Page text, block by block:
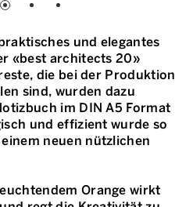
und elegantes
«best architects 20»
die bei der Produktion
sind, wurden dazu
im DIN A5 Format
und effizient wurde so
neuen nützlichen
Orange wirkt